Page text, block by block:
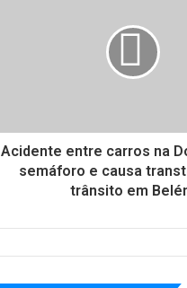
Acidente entre carros na
semáforo e causa
trânsito em